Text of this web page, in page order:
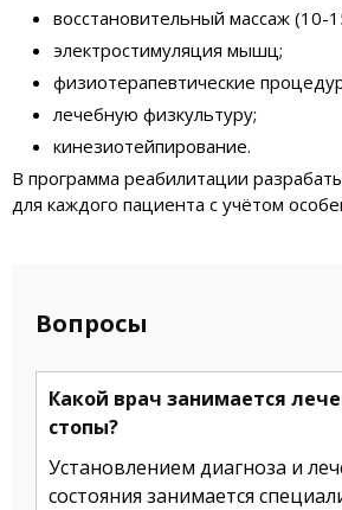
восстановительный массаж (10-
электростимуляция мышц;
физиотерапевтические
лечебную физкультуру;
кинезиотейпирование.
В программа реабилитации
для каждого пациента с учётом
Вопросы
Какой врач занимается
стопы?
Установлением диагноза и
состояния занимается